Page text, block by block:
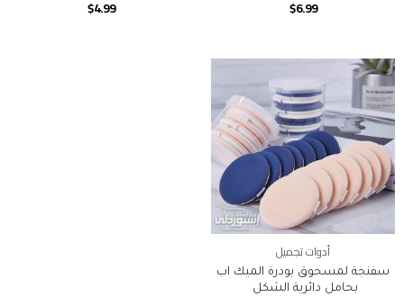
Rated
$6.99
Rated
$4.99
أدوات تجميل
سفنجة لمسحوق بودرة الميك اب
بحامل دائرية الشكل